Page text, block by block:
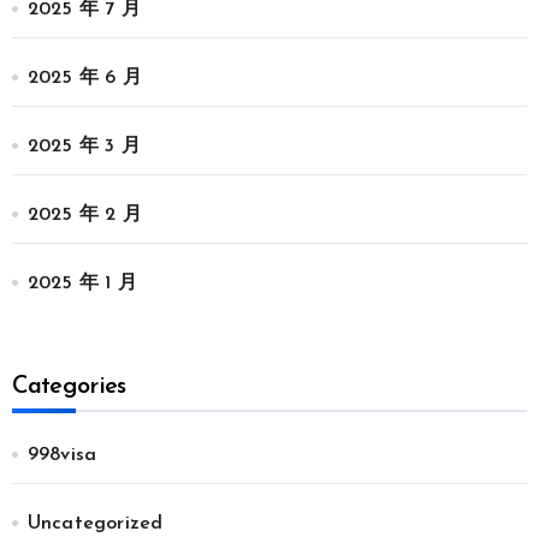
2025 年 7 月
2025 年 6 月
2025 年 3 月
2025 年 2 月
2025 年 1 月
Categories
998visa
Uncategorized